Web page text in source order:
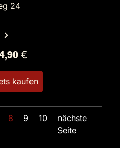
24
€
kaufen
8 9 10
nächste
Seite